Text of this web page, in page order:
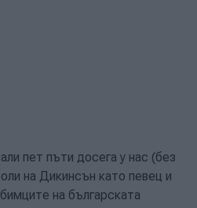
пет пъти досега у нас (без
на Дикинсън като певец и
на българската